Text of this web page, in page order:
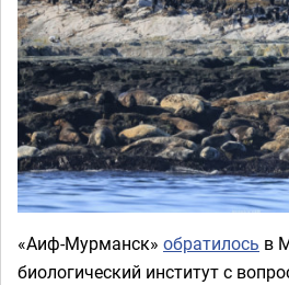
«Аиф-Мурманск» обратилось в
биологический институт с